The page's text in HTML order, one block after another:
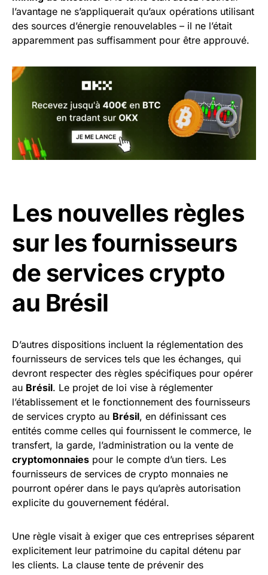
l’avantage ne s’appliquerait qu’aux opérations utilisant
des sources d’énergie renouvelables – il ne l’était
apparemment pas suffisamment pour être approuvé.
Les nouvelles règles
sur les fournisseurs
de services crypto
au Brésil
D’autres dispositions incluent la réglementation des
fournisseurs de services tels que les échanges, qui
devront respecter des règles spécifiques pour opérer
au Brésil. Le projet de loi vise à réglementer
l’établissement et le fonctionnement des fournisseurs
de services crypto au Brésil, en définissant ces
entités comme celles qui fournissent le commerce, le
transfert, la garde, l’administration ou la vente de
cryptomonnaies pour le compte d’un tiers. Les
fournisseurs de services de crypto monnaies ne
pourront opérer dans le pays qu’après autorisation
explicite du gouvernement fédéral.
Une règle visait à exiger que ces entreprises séparent
explicitement leur patrimoine du capital détenu par
les clients. La clause tente de prévenir des